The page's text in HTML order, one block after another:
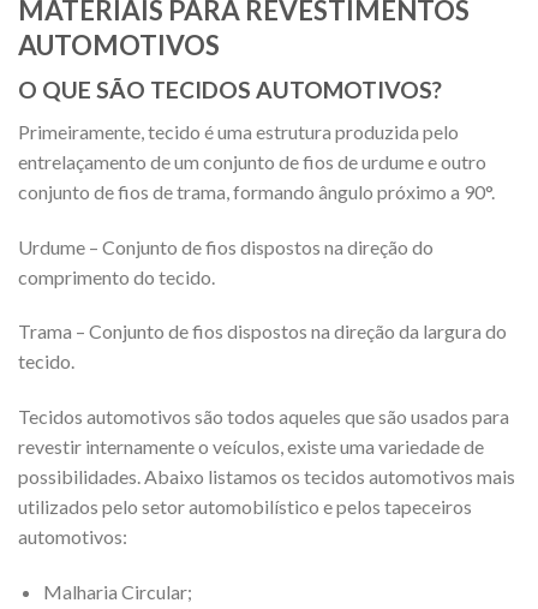
MATERIAIS PARA REVESTIMENTOS
AUTOMOTIVOS
O QUE SÃO TECIDOS AUTOMOTIVOS?
Primeiramente, tecido é uma estrutura produzida pelo
entrelaçamento de um conjunto de fios de urdume e outro
conjunto de fios de trama, formando ângulo próximo a 90°.
Urdume – Conjunto de fios dispostos na direção do
comprimento do tecido.
Trama – Conjunto de fios dispostos na direção da largura do
tecido.
Tecidos automotivos são todos aqueles que são usados para
revestir internamente o veículos, existe uma variedade de
possibilidades. Abaixo listamos os tecidos automotivos mais
utilizados pelo setor automobilístico e pelos tapeceiros
automotivos:
Malharia Circular;